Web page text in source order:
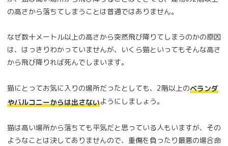
の高さから落ちてしまうことは普通ではありません。
なぜ数十メートル以上の高さから突然飛び降りてしまうのかの原因
は、はっきりわかっていませんが、いくら猫といってもそんな高さ
から飛び降りれば死んでしまいます。
猫にとってお気に入りの場所だったとしても、2階以上のベランダ
やバルコニーからは出さないようにしましょう。
猫は高い場所から落ちても平気だと思っている人もいますが、その
ようなことは決してありませんので、重傷を負ったり最悪の場合命